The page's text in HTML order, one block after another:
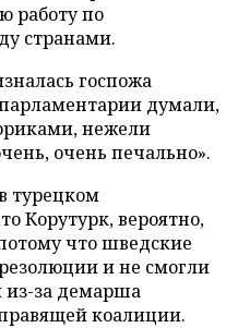
работу по
странами.
госпожа
думали,
нежели
очень печально».
турецком
Корутурк, вероятно,
что шведские
и не смогли
из-за демарша
коалиции.